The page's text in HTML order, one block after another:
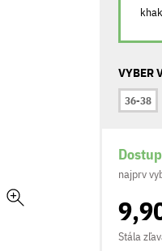
VYBER
36-38
najprv
Stála